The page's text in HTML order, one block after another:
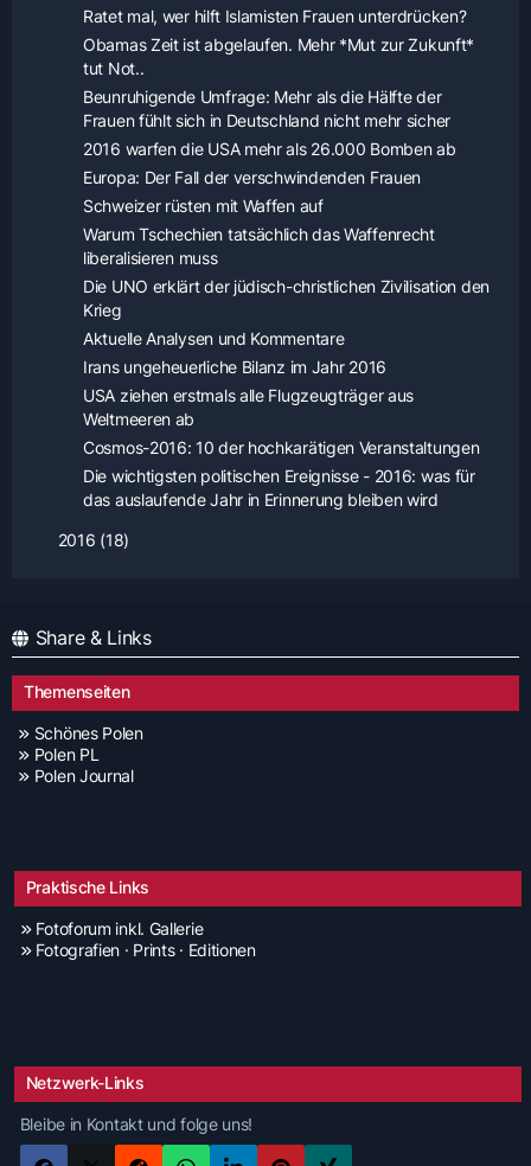
Ratet mal, wer hilft Islamisten Frauen unterdrücken?
Obamas Zeit ist abgelaufen. Mehr *Mut zur Zukunft*
tut Not..
Beunruhigende Umfrage: Mehr als die Hälfte der
Frauen fühlt sich in Deutschland nicht mehr sicher
2016 warfen die USA mehr als 26.000 Bomben ab
Europa: Der Fall der verschwindenden Frauen
Schweizer rüsten mit Waffen auf
Warum Tschechien tatsächlich das Waffenrecht
liberalisieren muss
Die UNO erklärt der jüdisch-christlichen Zivilisation den
Krieg
Aktuelle Analysen und Kommentare
Irans ungeheuerliche Bilanz im Jahr 2016
USA ziehen erstmals alle Flugzeugträger aus
Weltmeeren ab
Cosmos-2016: 10 der hochkarätigen Veranstaltungen
Die wichtigsten politischen Ereignisse - 2016: was für
das auslaufende Jahr in Erinnerung bleiben wird
2016 (18)
Share & Links
Themenseiten
Schönes Polen
Polen PL
Polen Journal
Praktische Links
Fotoforum inkl. Gallerie
Fotografien · Prints · Editionen
Netzwerk-Links
Bleibe in Kontakt und folge uns!